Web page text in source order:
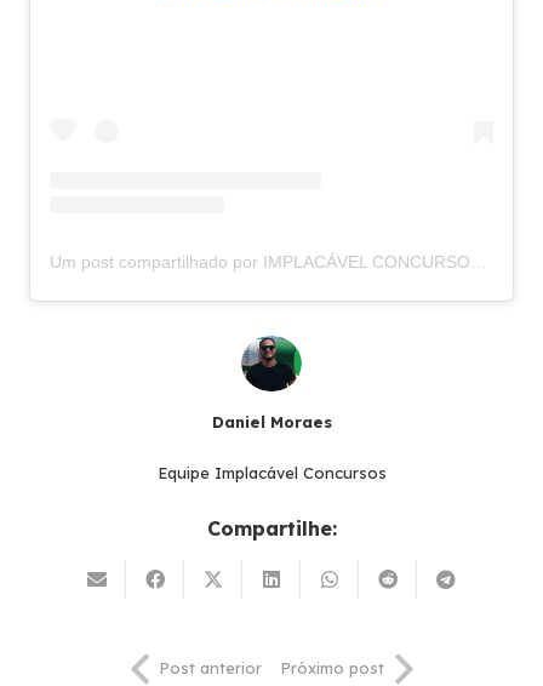
Um post compartilhado por IMPLACÁVEL CONCURSOS (@implacavelconcursos)
Daniel Moraes
Equipe Implacável Concursos
Compartilhe:
Post anterior Próximo post